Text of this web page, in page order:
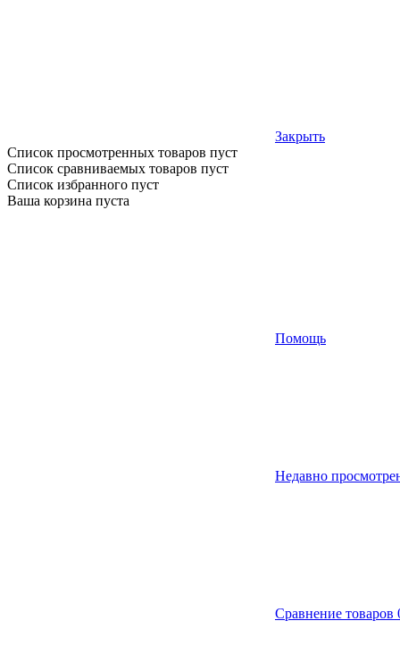
Закрыть
Список просмотренных товаров пуст
Список сравниваемых товаров пуст
Список избранного пуст
Ваша корзина пуста
Помощь
Недавно
Сравнение товаров